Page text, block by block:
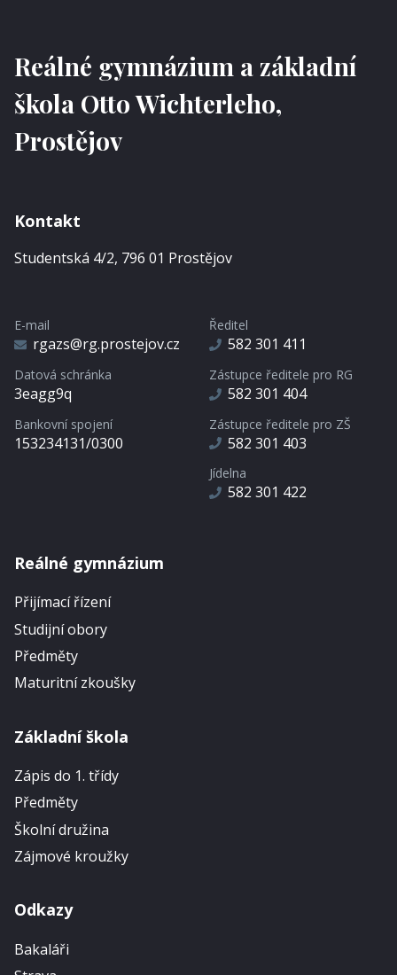
Reálné gymnázium a základní
škola Otto Wichterleho,
Prostějov
Kontakt
Studentská 4/2, 796 01 Prostějov
E-mail
rgazs@rg.prostejov.cz
Datová schránka
3eagg9q
Bankovní spojení
153234131/0300
Ředitel
582 301 411
Zástupce ředitele pro RG
582 301 404
Zástupce ředitele pro ZŠ
582 301 403
Jídelna
582 301 422
Reálné gymnázium
Přijímací řízení
Studijní obory
Předměty
Maturitní zkoušky
Základní škola
Zápis do 1. třídy
Předměty
Školní družina
Zájmové kroužky
Odkazy
Bakaláři